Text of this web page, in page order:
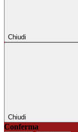
Chiudi
Chiudi
Conferma